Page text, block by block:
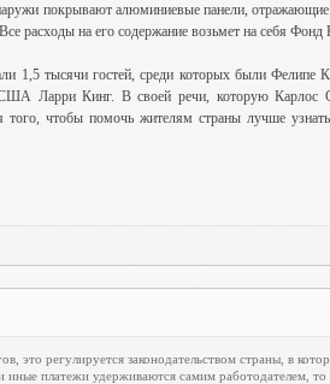
покрывают алюминиевые панели,
расходы на его содержание возьмет на себя
1,5 тысячи гостей, среди которых были Фелипе
Ларри Кинг. В своей речи, которую Карлос
того, чтобы помочь жителям страны лучше
это регулируется законодательством страны, в
иные платежи удерживаются самим работодателем, то